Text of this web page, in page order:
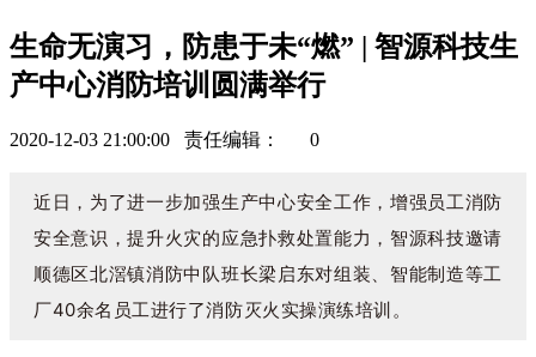
生命无演习，防患于未“燃” | 智源科技生
产中心消防培训圆满举行
2020-12-03 21:00:00 责任编辑： 0
近日，为了进一步加强生产中心安全工作，增强员工消防
安全意识，提升火灾的应急扑救处置能力，智源科技邀请
顺德区北滘镇消防中队班长梁启东对组装、智能制造等工
厂40余名员工进行了消防灭火实操演练培训。